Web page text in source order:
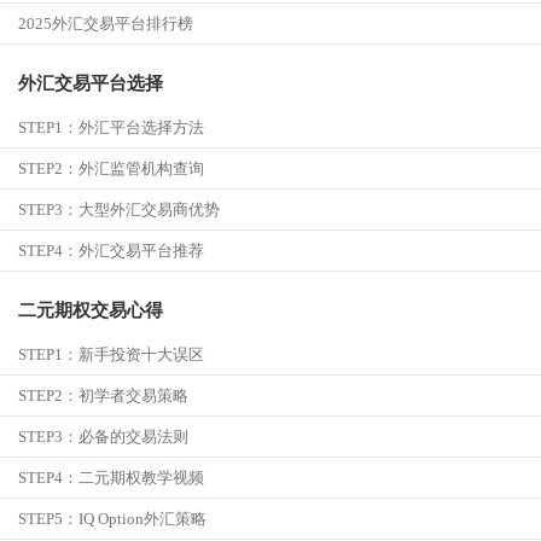
2025外汇交易平台排行榜
外汇交易平台选择
STEP1： 外汇平台选择方法
STEP2： 外汇监管机构查询
STEP3： 大型外汇交易商优势
STEP4： 外汇交易平台推荐
二元期权交易心得
STEP1： 新手投资十大误区
STEP2： 初学者交易策略
STEP3： 必备的交易法则
STEP4： 二元期权教学视频
STEP5： IQ Option外汇策略